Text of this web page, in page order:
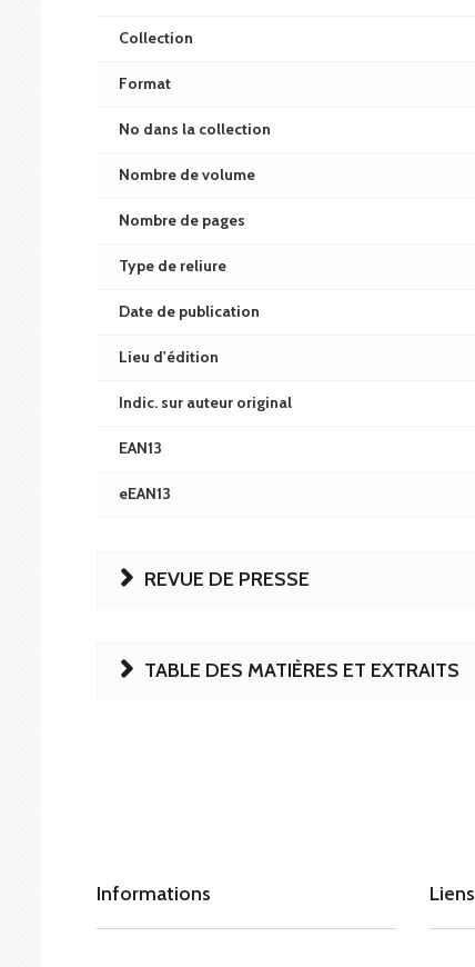
Collection
Format
No dans la collection
Nombre de volume
Nombre de pages
Type de reliure
Date de publication
Lieu d'édition
Indic. sur auteur original
EAN13
eEAN13
REVUE DE PRESSE
TABLE DES MATIÈRES ET EXTRAITS
Informations Liens